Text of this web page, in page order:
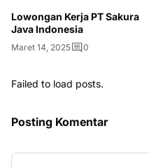
Lowongan Kerja PT Sakura
Java Indonesia
Maret 14, 2025 0
Failed to load posts.
Posting Komentar